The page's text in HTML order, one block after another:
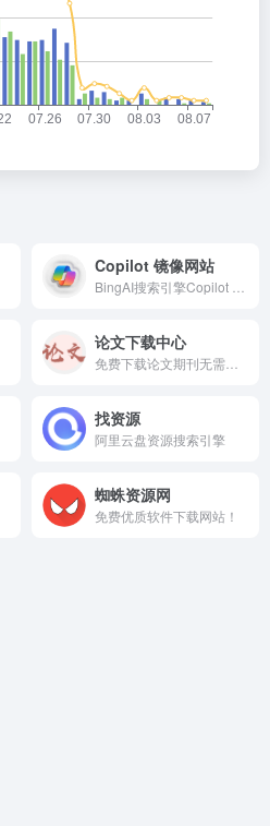
Copilot 镜像网站
论文下载中心
找资源
阿里云盘资源搜索引擎
蜘蛛资源网
免费优质软件下载网站！